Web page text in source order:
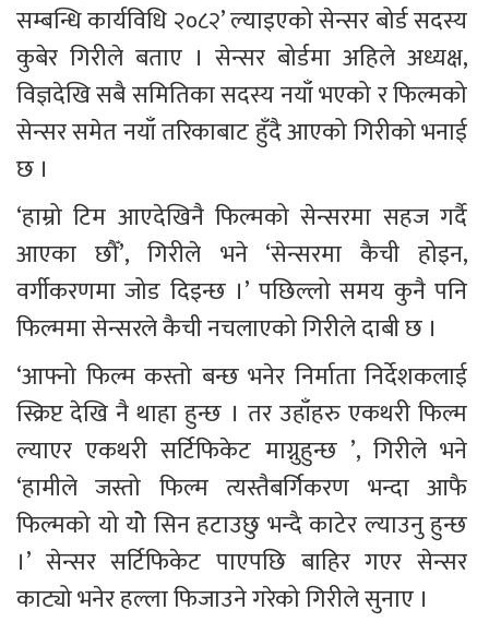
सम्बन्धि कार्यविधि २०८२’ ल्याइएको सेन्सर बोर्ड सदस्य
कुबेर गिरीले बताए । सेन्सर बोर्डमा अहिले अध्यक्ष,
विज्ञदेखि सबै समितिका सदस्य नयाँ भएको र फिल्मको
सेन्सर समेत नयाँ तरिकाबाट हुँदै आएको गिरीको भनाई
छ ।
‘हाम्रो टिम आएदेखिनै फिल्मको सेन्सरमा सहज गर्दै
आएका छौँ’, गिरीले भने ‘सेन्सरमा कैची होइन,
वर्गीकरणमा जोड दिइन्छ ।’ पछिल्लो समय कुनै पनि
फिल्ममा सेन्सरले कैची नचलाएको गिरीले दाबी छ ।
‘आफ्नो फिल्म कस्तो बन्छ भनेर निर्माता निर्देशकलाई
स्क्रिप्ट देखि नै थाहा हुन्छ । तर उहाँहरु एकथरी फिल्म
ल्याएर एकथरी सर्टिफिकेट माग्नुहुन्छ ’, गिरीले भने
‘हामीले जस्तो फिल्म त्यस्तैबर्गिकरण भन्दा आफै
फिल्मको यो योे सिन हटाउछु भन्दै काटेर ल्याउनु हुन्छ
।’ सेन्सर सर्टिफिकेट पाएपछि बाहिर गएर सेन्सर
काट्यो भनेर हल्ला फिजाउने गरेको गिरीले सुनाए ।